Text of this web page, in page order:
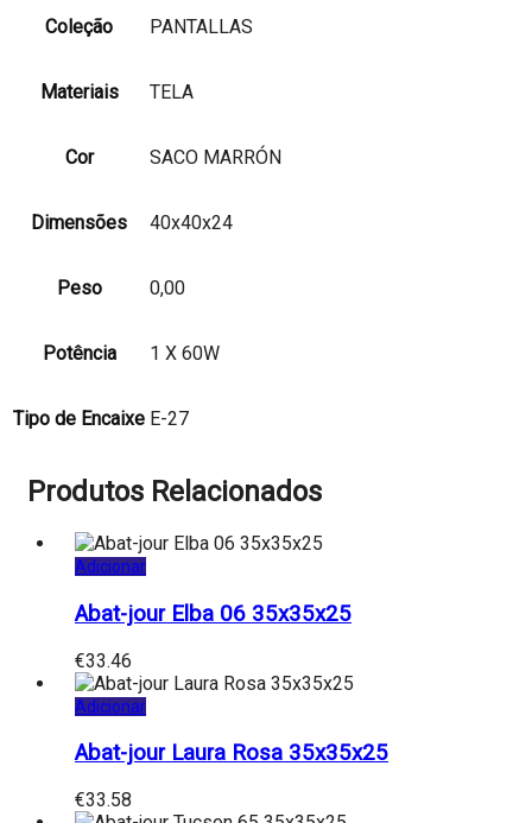
Coleção PANTALLAS
Materiais TELA
Cor SACO MARRÓN
Dimensões 40x40x24
Peso 0,00
Potência 1 X 60W
Tipo de Encaixe E-27
Produtos Relacionados
Adicionar
Abat-jour Elba 06 35x35x25
€33.46
Adicionar
Abat-jour Laura Rosa 35x35x25
€33.58